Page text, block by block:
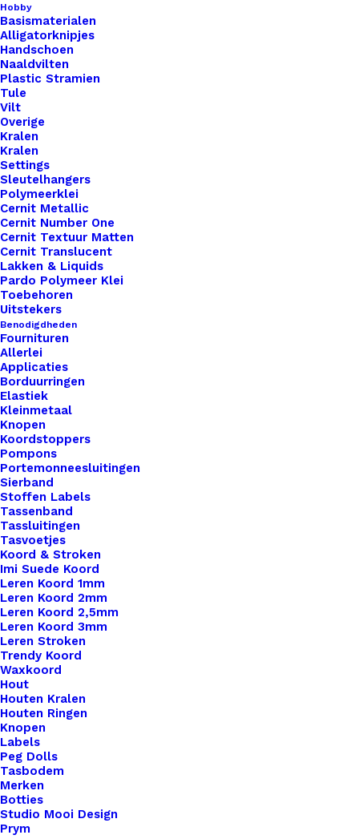
Hobby
Basismaterialen
Alligatorknipjes
Handschoen
Naaldvilten
Plastic Stramien
Tule
Vilt
Overige
Kralen
Kralen
Settings
Sleutelhangers
Polymeerklei
Cernit Metallic
Cernit Number One
Cernit Textuur Matten
Cernit Translucent
Lakken & Liquids
Pardo Polymeer Klei
Toebehoren
Uitstekers
Benodigdheden
Fournituren
Allerlei
Applicaties
Borduurringen
Elastiek
Kleinmetaal
Knopen
Koordstoppers
Pompons
Portemonneesluitingen
Sierband
Stoffen Labels
Tassenband
Tassluitingen
Tasvoetjes
Koord & Stroken
Imi Suede Koord
Leren Koord 1mm
Leren Koord 2mm
Leren Koord 2,5mm
Leren Koord 3mm
Leren Stroken
Trendy Koord
Waxkoord
Hout
Houten Kralen
Houten Ringen
Knopen
Labels
Peg Dolls
Tasbodem
Merken
Botties
Studio Mooi Design
Prym
€4,95